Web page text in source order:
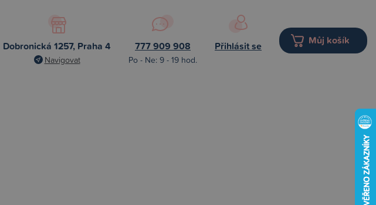
Dobronická 1257, Praha 4
Navigovat
777 909 908
Po - Ne: 9 - 19 hod.
Přihlásit se Můj košík